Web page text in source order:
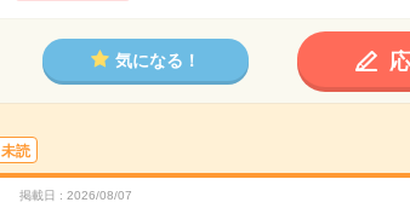
気になる！
未読
掲載日 2026/08/07